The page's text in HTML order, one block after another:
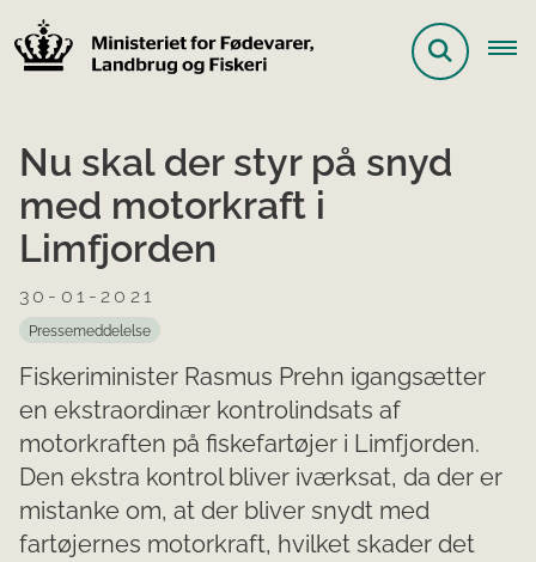
Nu skal der styr på snyd
med motorkraft i
Limfjorden
30-01-2021
Pressemeddelelse
Fiskeriminister Rasmus Prehn igangsætter
en ekstraordinær kontrolindsats af
motorkraften på fiskefartøjer i Limfjorden.
Den ekstra kontrol bliver iværksat, da der er
mistanke om, at der bliver snydt med
fartøjernes motorkraft, hvilket skader det